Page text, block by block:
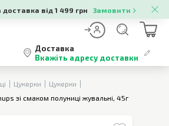
від 1 499 грн Замовити
Доставка
Вкажіть адресу доставки
Цукерки
Цукерки
зі смаком полуниці жувальні, 45г